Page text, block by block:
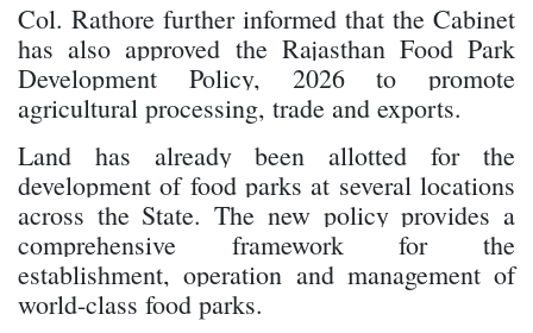
Col. Rathore further informed that the Cabinet
has also approved the Rajasthan Food Park
Development Policy, 2026 to promote
agricultural processing, trade and exports.
Land has already been allotted for the
development of food parks at several locations
across the State. The new policy provides a
comprehensive framework for the
establishment, operation and management of
world-class food parks.